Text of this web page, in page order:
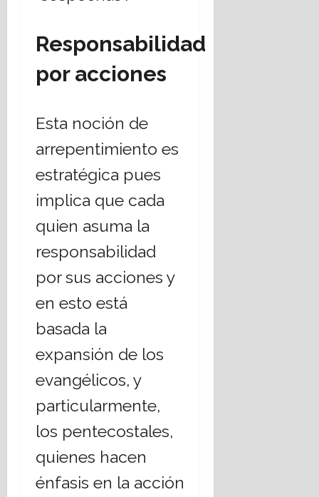
Responsabilidad
por acciones
Esta noción de
arrepentimiento es
estratégica pues
implica que cada
quien asuma la
responsabilidad
por sus acciones y
en esto está
basada la
expansión de los
evangélicos, y
particularmente,
los pentecostales,
quienes hacen
énfasis en la acción